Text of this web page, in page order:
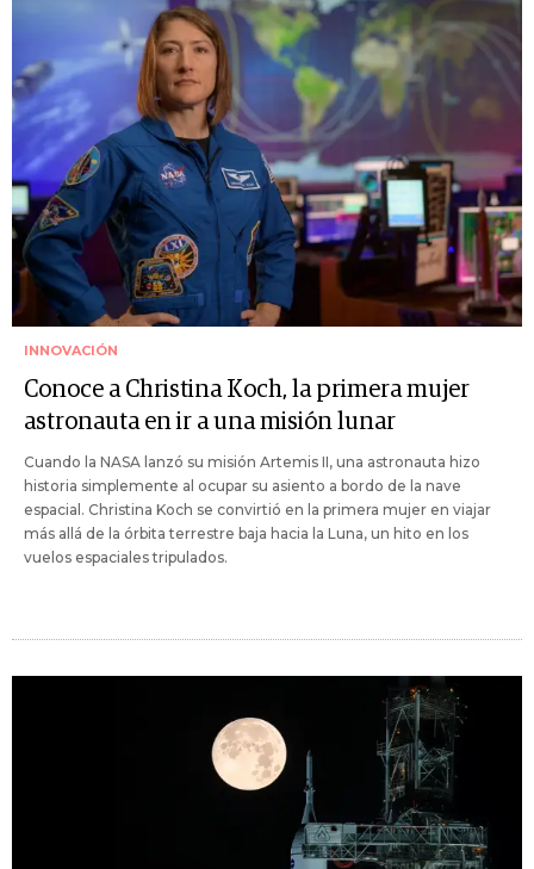
INNOVACIÓN
Conoce a Christina Koch, la primera mujer
astronauta en ir a una misión lunar
Cuando la NASA lanzó su misión Artemis II, una astronauta hizo
historia simplemente al ocupar su asiento a bordo de la nave
espacial. Christina Koch se convirtió en la primera mujer en viajar
más allá de la órbita terrestre baja hacia la Luna, un hito en los
vuelos espaciales tripulados.